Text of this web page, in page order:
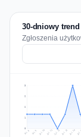
30-dniowy trend
Zgłoszenia
1
2
2
3
Jul 8 Jul 9 Jul 10 Jul 11 Jul 12 Jul 13 Jul 14 Jul